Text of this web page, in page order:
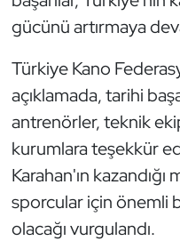
gücünü artırmaya
Türkiye Kano
açıklamada, tarihi
antrenörler, teknik
kurumlara teşekkür
Karahan'ın
sporcular için önemli
olacağı vurgulandı.
Triatlon
Voleybol
Vücut Geliştirme
Wushu Kungfu
Yelken